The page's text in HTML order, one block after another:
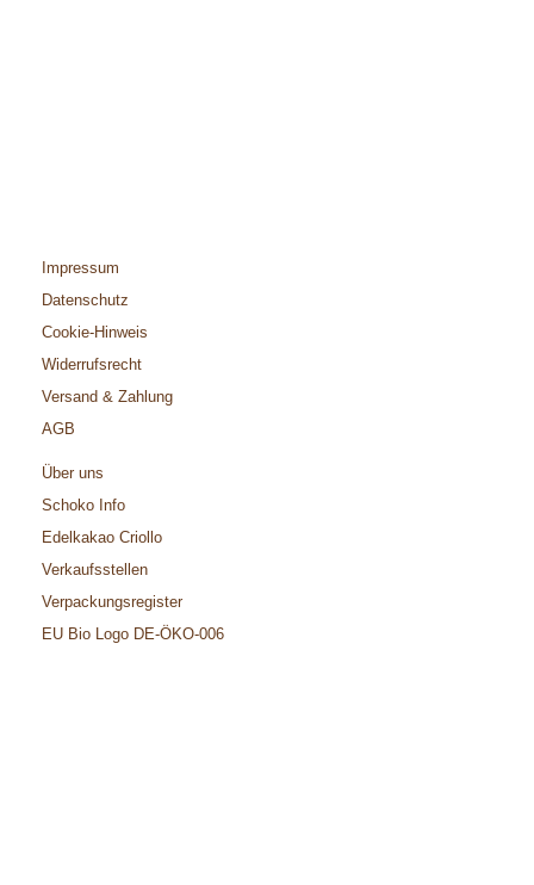
Impressum
Datenschutz
Cookie-Hinweis
Widerrufsrecht
Versand & Zahlung
AGB
Über uns
Schoko Info
Edelkakao Criollo
Verkaufsstellen
Verpackungsregister
EU Bio Logo DE-ÖKO-006